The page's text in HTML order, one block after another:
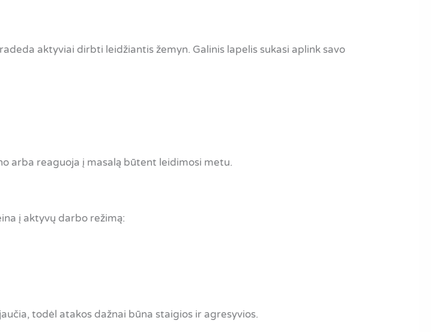
aktyviai dirbti leidžiantis žemyn. Galinis lapelis sukasi aplink savo
arba reaguoja į masalą būtent leidimosi metu.
į aktyvų darbo režimą:
todėl atakos dažnai būna staigios ir agresyvios.